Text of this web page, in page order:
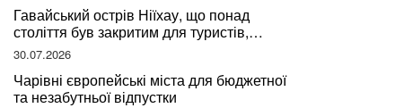
Гавайський острів Ніїхау, що понад
століття був закритим для туристів,
починає приймати перших відвідувачів
30.07.2026
Чарівні європейські міста для бюджетної
та незабутньої відпустки